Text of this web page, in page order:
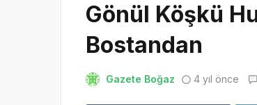
Gönül Köşkü
Bostandan
Gazete Boğaz 4 yıl önce